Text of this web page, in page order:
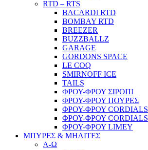
RTD – RTS
BACARDI RTD
BOMBAY RTD
BREEZER
BUZZBALLZ
GARAGE
GORDONS SPACE
LE COQ
SMIRNOFF ICE
TAILS
ΦΡΟΥ-ΦΡΟΥ ΣΙΡΟΠΙ
ΦΡΟΥ-ΦΡΟΥ ΠΟΥΡΕΣ
ΦΡΟΥ-ΦΡΟΥ CORDIALS
ΦΡΟΥ-ΦΡΟΥ CORDIALS
ΦΡΟΥ-ΦΡΟΥ LIMEY
ΜΠΥΡΕΣ & ΜΗΛΙΤΕΣ
Α-Ω